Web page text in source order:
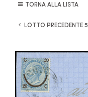
TORNA ALLA LISTA
LOTTO PRECEDENTE